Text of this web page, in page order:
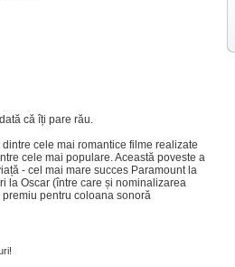
că îți pare rău.
cele mai romantice filme realizate
cele mai populare. Această poveste a
- cel mai mare succes Paramount la
la Oscar (între care și nominalizarea
pentru coloana sonoră